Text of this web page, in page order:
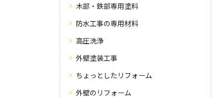
木部・鉄部専用塗料
防水工事の専用材料
高圧洗浄
外壁塗装工事
ちょっとしたリフォーム
外壁のリフォーム